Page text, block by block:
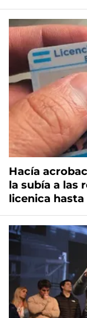
Hacía
la subía a las
licenica hasta